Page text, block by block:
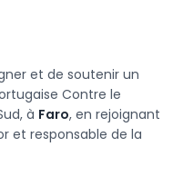
et de soutenir un
Contre le
à Faro, en rejoignant
et responsable de la